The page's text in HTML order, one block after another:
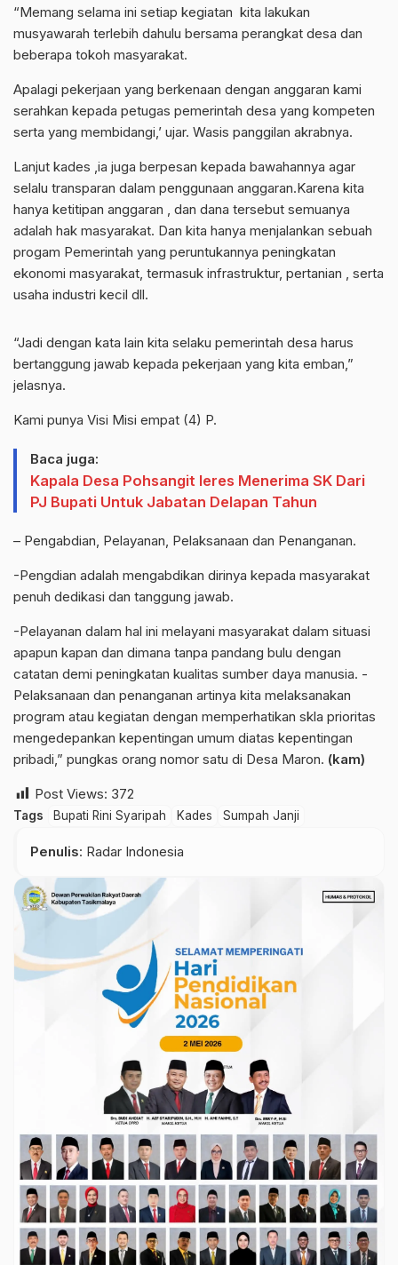
“Memang selama ini setiap kegiatan kita lakukan
musyawarah terlebih dahulu bersama perangkat desa dan
beberapa tokoh masyarakat.
Apalagi pekerjaan yang berkenaan dengan anggaran kami
serahkan kepada petugas pemerintah desa yang kompeten
serta yang membidangi,’ ujar. Wasis panggilan akrabnya.
Lanjut kades ,ia juga berpesan kepada bawahannya agar
selalu transparan dalam penggunaan anggaran.Karena kita
hanya ketitipan anggaran , dan dana tersebut semuanya
adalah hak masyarakat. Dan kita hanya menjalankan sebuah
progam Pemerintah yang peruntukannya peningkatan
ekonomi masyarakat, termasuk infrastruktur, pertanian , serta
usaha industri kecil dll.
“Jadi dengan kata lain kita selaku pemerintah desa harus
bertanggung jawab kepada pekerjaan yang kita emban,”
jelasnya.
Kami punya Visi Misi empat (4) P.
Baca juga:
Kapala Desa Pohsangit leres Menerima SK Dari
PJ Bupati Untuk Jabatan Delapan Tahun
– Pengabdian, Pelayanan, Pelaksanaan dan Penanganan.
-Pengdian adalah mengabdikan dirinya kepada masyarakat
penuh dedikasi dan tanggung jawab.
-Pelayanan dalam hal ini melayani masyarakat dalam situasi
apapun kapan dan dimana tanpa pandang bulu dengan
catatan demi peningkatan kualitas sumber daya manusia. -
Pelaksanaan dan penanganan artinya kita melaksanakan
program atau kegiatan dengan memperhatikan skla prioritas
mengedepankan kepentingan umum diatas kepentingan
pribadi,” pungkas orang nomor satu di Desa Maron. (kam)
Post Views: 372
Tags Bupati Rini Syaripah Kades Sumpah Janji
Penulis: Radar Indonesia